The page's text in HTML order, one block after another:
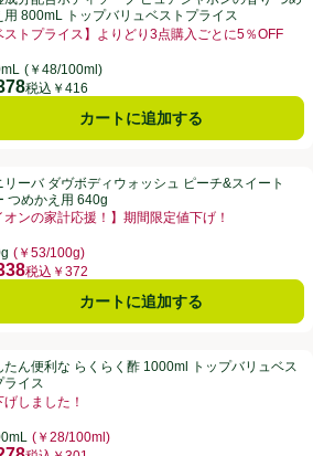
中4.8点。
用 800mL トップバリュベストプライス
ストプライス】よりどり3点購入ごとに5％OFF
(￥48/100ml)
税込￥416
カートに追加する
ッシュ ピーチ&スイートピー つめかえ用
中5.0点。
リーバ ダヴボディウォッシュ ピーチ&スイート
つめかえ用 640g
オンの家計応援！】期間限定値下げ！
(￥53/100g)
税込￥372
カートに追加する
1000ml トップバリュベストプライス
月
4.8点。
たん便利な らくらく酢 1000ml トップバリュベス
ライス
げしました！
(￥28/100ml)